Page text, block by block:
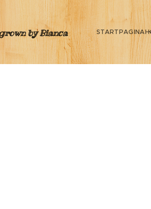
by Bianca STARTPAGINA